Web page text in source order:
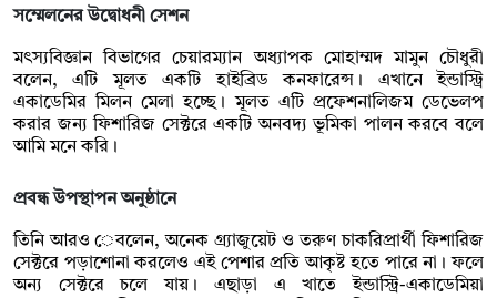
সম্মেলনের উদ্বোধনী সেশন
মৎস্যবিজ্ঞান বিভাগের চেয়ারম্যান অধ্যাপক মোহাম্মদ মামুন চৌধুরী
বলেন, এটি মূলত একটি হাইব্রিড কনফারেন্স। এখানে ইন্ডাস্ট্রি
একাডেমির মিলন মেলা হচ্ছে। মূলত এটি প্রফেশনালিজম ডেভেলপ
করার জন্য ফিশারিজ সেক্টরে একটি অনবদ্য ভূমিকা পালন করবে বলে
আমি মনে করি।
প্রবন্ধ উপস্থাপন অনুষ্ঠানে
তিনি আরও েবলেন, অনেক গ্র্যাজুয়েট ও তরুণ চাকরিপ্রার্থী ফিশারিজ
সেক্টরে পড়াশোনা করলেও এই পেশার প্রতি আকৃষ্ট হতে পারে না। ফলে
অন্য সেক্টরে চলে যায়। এছাড়া এ খাতে ইন্ডাস্ট্রি-একাডেমিয়া